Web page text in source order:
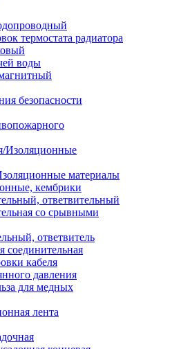
термостата радиатора
воды
безопасности
материалы
кембрики
ответвительный
со срывными
ответвитель
соединительная
кабеля
давления
для медных
лента